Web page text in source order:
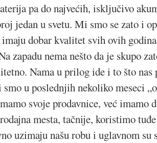
pa do najvećih, isključivo
jedan u svetu. Mi smo se zato i
imaju dobar kvalitet svih ovih
zapadu nema nešto da je skupo
Nama u prilog ide i to što nas
u poslednjih nekoliko meseci
svoje prodavnice, već imamo
mesta, tačnije, koristimo
uzimaju našu robu i uglavnom su